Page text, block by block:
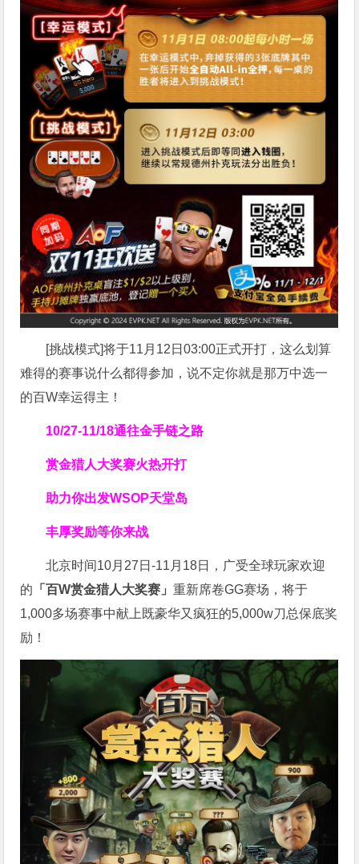
[挑战模式]将于11月12日03:00正式开打，这么划算
难得的赛事说什么都得参加，说不定你就是那万中选一
的百W幸运得主！
10/27-11/18通往金手链之路
赏金猎人大奖赛火热开打
助力你出发WSOP天堂岛
丰厚奖励等你来战
北京时间10月27日-11月18日，广受全球玩家欢迎
的 「百W赏金猎人大奖赛」重新席卷GG赛场，将于
1,000多场赛事中献上既豪华又疯狂的5,000w刀总保底奖
励！